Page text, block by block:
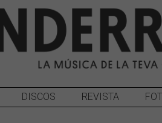
DISCOS REVISTA